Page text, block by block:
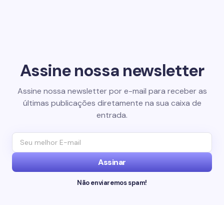
Assine nossa newsletter
Assine nossa newsletter por e-mail para receber as
últimas publicações diretamente na sua caixa de
entrada.
Assinar
Não enviaremos spam!